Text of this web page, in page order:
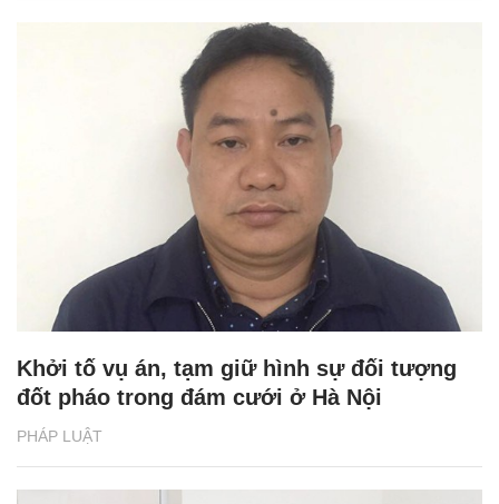
PHÁP LUẬT
Khởi tố vụ án, tạm giữ hình sự đối tượng
đốt pháo trong đám cưới ở Hà Nội